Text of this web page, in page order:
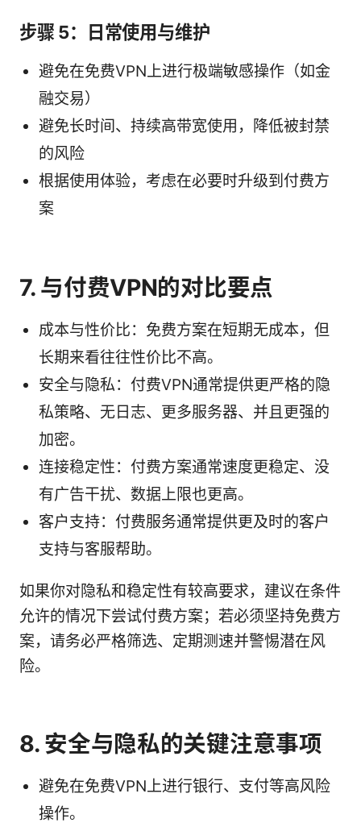
步骤 5：日常使用与维护
避免在免费VPN上进行极端敏感操作（如金
融交易）
避免长时间、持续高带宽使用，降低被封禁
的风险
根据使用体验，考虑在必要时升级到付费方
案
7. 与付费VPN的对比要点
成本与性价比：免费方案在短期无成本，但
长期来看往往性价比不高。
安全与隐私：付费VPN通常提供更严格的隐
私策略、无日志、更多服务器、并且更强的
加密。
连接稳定性：付费方案通常速度更稳定、没
有广告干扰、数据上限也更高。
客户支持：付费服务通常提供更及时的客户
支持与客服帮助。
如果你对隐私和稳定性有较高要求，建议在条件
允许的情况下尝试付费方案；若必须坚持免费方
案，请务必严格筛选、定期测速并警惕潜在风
险。
8. 安全与隐私的关键注意事项
避免在免费VPN上进行银行、支付等高风险
操作。